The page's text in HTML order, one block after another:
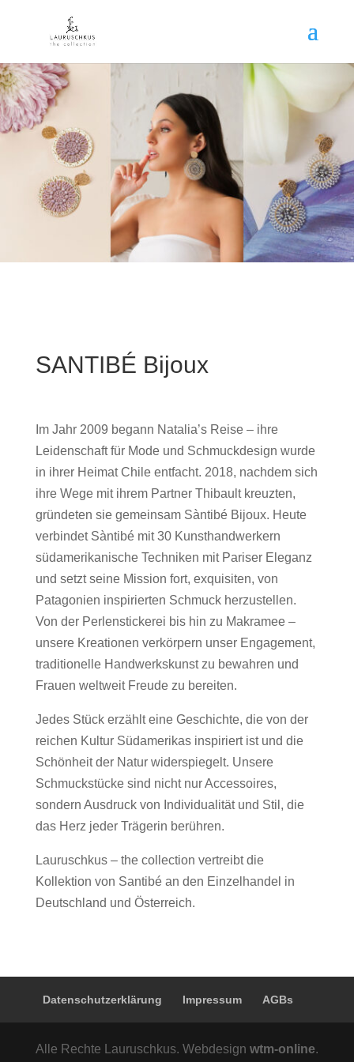
SANTIBÉ Bijoux
Im Jahr 2009 begann Natalia’s Reise – ihre
Leidenschaft für Mode und Schmuckdesign wurde
in ihrer Heimat Chile entfacht. 2018, nachdem sich
ihre Wege mit ihrem Partner Thibault kreuzten,
gründeten sie gemeinsam Sàntibé Bijoux. Heute
verbindet Sàntibé mit 30 Kunsthandwerkern
südamerikanische Techniken mit Pariser Eleganz
und setzt seine Mission fort, exquisiten, von
Patagonien inspirierten Schmuck herzustellen.
Von der Perlenstickerei bis hin zu Makramee –
unsere Kreationen verkörpern unser Engagement,
traditionelle Handwerkskunst zu bewahren und
Frauen weltweit Freude zu bereiten.
Jedes Stück erzählt eine Geschichte, die von der
reichen Kultur Südamerikas inspiriert ist und die
Schönheit der Natur widerspiegelt. Unsere
Schmuckstücke sind nicht nur Accessoires,
sondern Ausdruck von Individualität und Stil, die
das Herz jeder Trägerin berühren.
Lauruschkus – the collection vertreibt die
Kollektion von Santibé an den Einzelhandel in
Deutschland und Österreich.
Datenschutzerklärung Impressum AGBs
Alle Rechte Lauruschkus. Webdesign wtm-online.